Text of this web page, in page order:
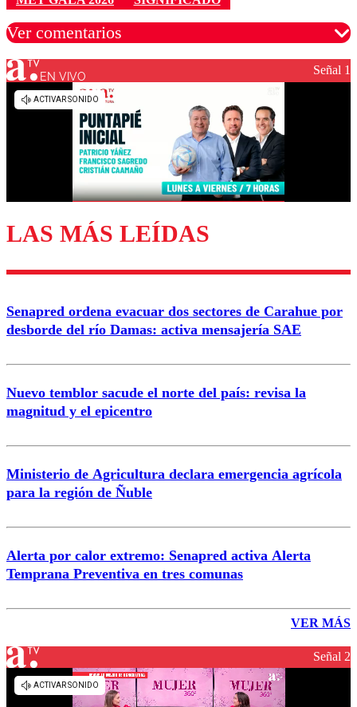
Ver comentarios
Los comentarios son moderados para garantizar un
Enviar comentario
EN VIVO Señal 1
LAS MÁS LEÍDAS
Senapred ordena evacuar dos sectores de Carahue por
desborde del río Damas: activa mensajería SAE
Nuevo temblor sacude el norte del país: revisa la
magnitud y el epicentro
Ministerio de Agricultura declara emergencia agrícola
para la región de Ñuble
Alerta por calor extremo: Senapred activa Alerta
Temprana Preventiva en tres comunas
VER MÁS
Señal 2